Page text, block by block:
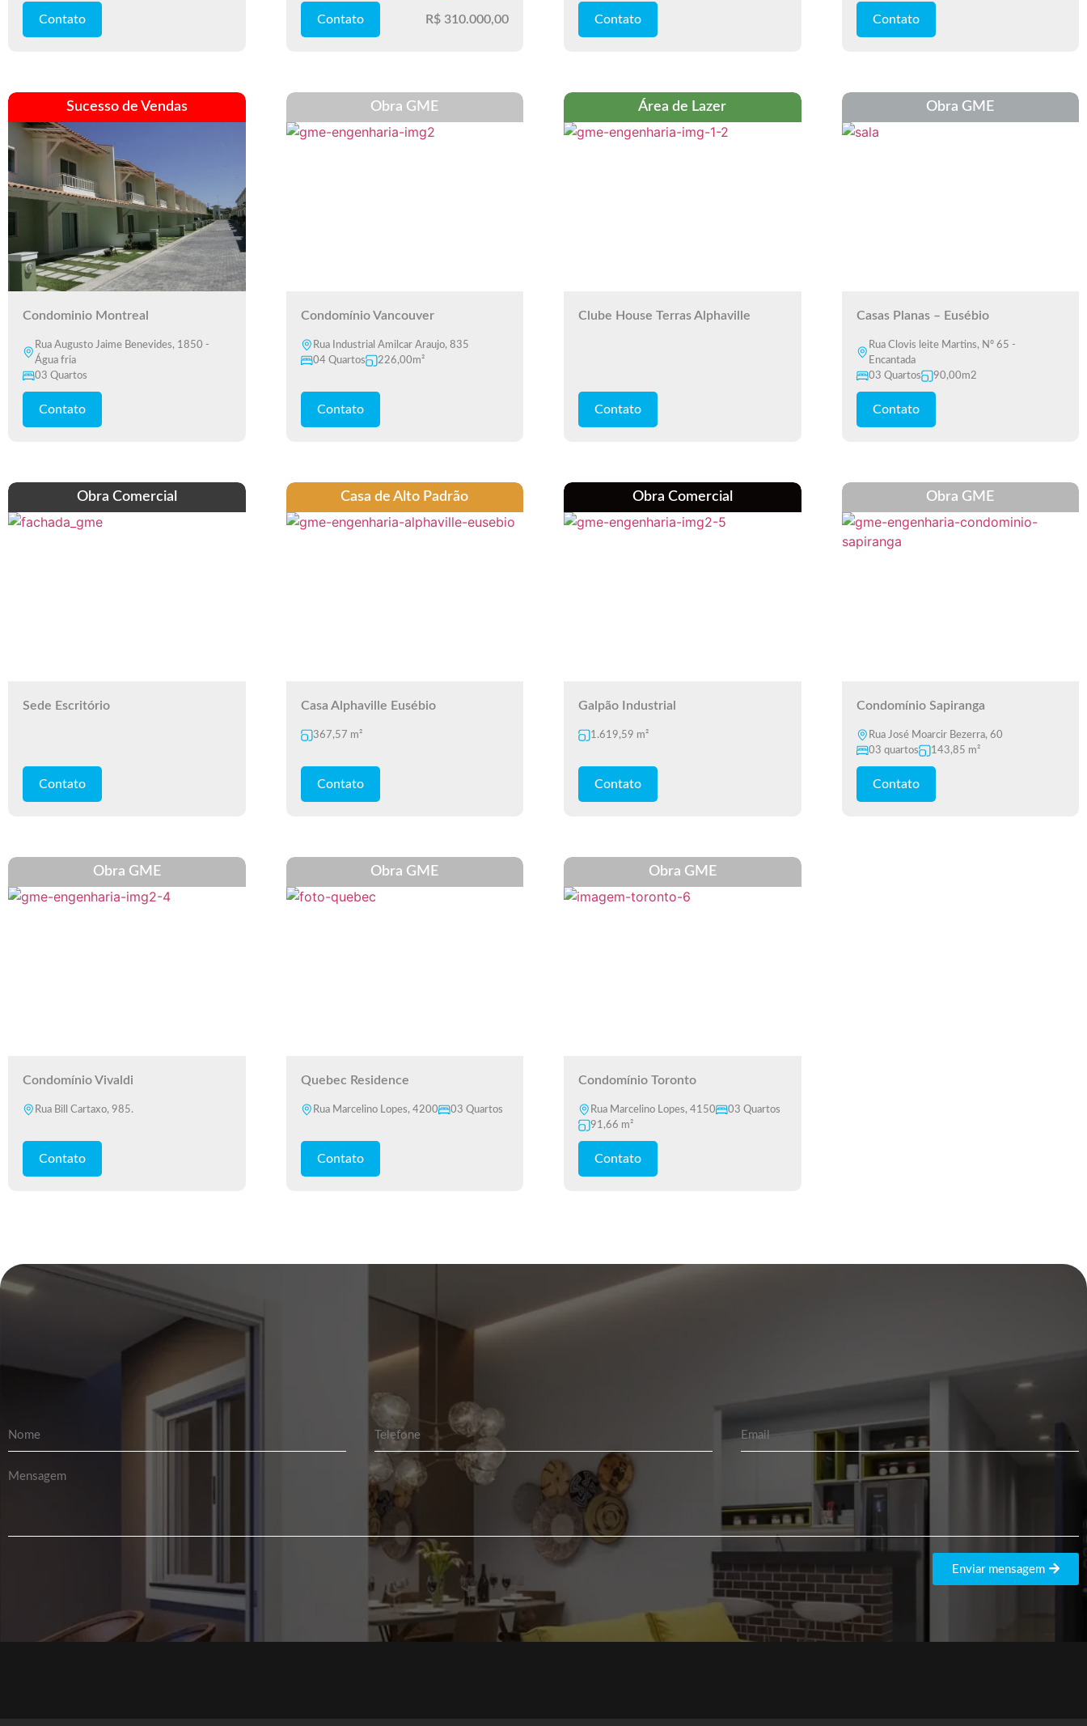
Contato Contato R$ 310.000,00 Contato Contato
Sucesso de Vendas
Condominio Montreal
Rua Augusto Jaime Benevides, 1850 -
Água fria
03 Quartos
Contato
Obra GME
Condomínio Vancouver
Rua Industrial Amilcar Araujo, 835
04 Quartos
226,00m²
Contato
Área de Lazer
Clube House Terras Alphaville
Contato
Obra GME
Casas Planas – Eusébio
Rua Clovis leite Martins, Nº 65 -
Encantada
03 Quartos
90,00m2
Contato
Obra Comercial
Sede Escritório
Contato
Casa de Alto Padrão
Casa Alphaville Eusébio
367,57 m²
Contato
Obra Comercial
Galpão Industrial
1.619,59 m²
Contato
Obra GME
Condomínio Sapiranga
Rua José Moarcir Bezerra, 60
03 quartos
143,85 m²
Contato
Obra GME
Condomínio Vivaldi
Rua Bill Cartaxo, 985.
Contato
Obra GME
Quebec Residence
Rua Marcelino Lopes, 4200 03 Quartos
Contato
Obra GME
Condomínio Toronto
Rua Marcelino Lopes, 4150
03 Quartos
91,66 m²
Contato
Enviar mensagem